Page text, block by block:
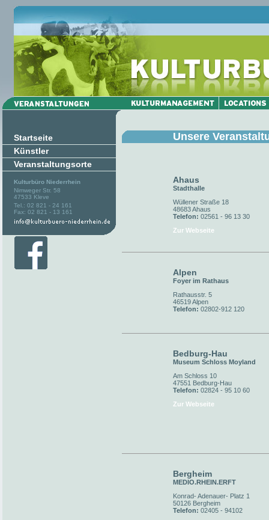
Startseite
Künstler
Veranstaltungsorte
Kulturbüro Niederrhein
Nimweger Str. 58
47533 Kleve
Tel.: 02 821 - 24 161
Fax: 02 821 - 13 161
Unsere
Ahaus
Stadthalle
Wüllener Straße 18
48683 Ahaus
Telefon: 02561 - 96 13 30
Zur Webseite
Alpen
Foyer im Rathaus
Rathausstr. 5
46519 Alpen
Telefon: 02802-912 120
Bedburg-Hau
Museum Schloss Moyland
Am Schloss 10
47551 Bedburg-Hau
Telefon: 02824 - 95 10 60
Zur Webseite
Bergheim
MEDIO.RHEIN.ERFT
Konrad- Adenauer- Platz 1
50126 Bergheim
Telefon: 02405 - 94102